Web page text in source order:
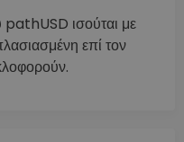
ισούται με
επί τον